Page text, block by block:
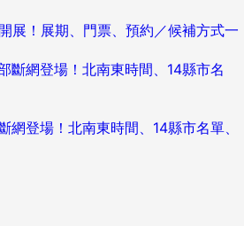
展！展期、門票、預約／候補方式一
登場！北南東時間、14縣市名單、